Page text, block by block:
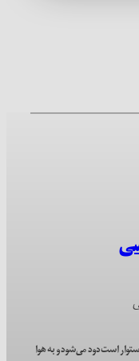
است دود می‌شود و به هوا